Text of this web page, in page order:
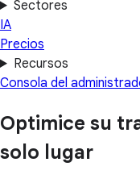
Sectores
IA
Precios
Recursos
Consola del
Optimice su
solo lugar